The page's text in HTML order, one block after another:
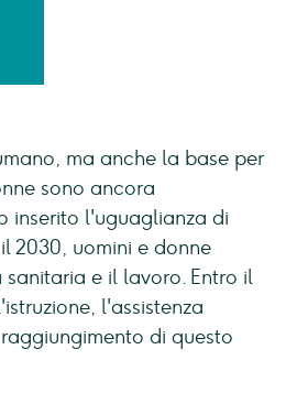
ma anche la base per
sono ancora
inserito l'uguaglianza di
2030, uomini e donne
e il lavoro. Entro il
l'assistenza
di questo